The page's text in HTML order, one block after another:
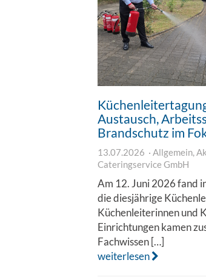
Austausch,
Brandschutz im
13.07.2026 Allgemein,
Cateringservice GmbH
Am 12. Juni 2026 fand
die diesjährige
Küchenleiterinnen und
Einrichtungen kamen
Fachwissen […]
weiterlesen